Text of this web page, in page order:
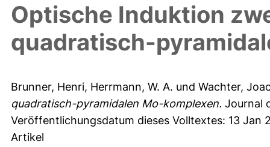
Optische Induktion
quadratisch-
Brunner, Henri, Herrmann, W. A. und Wachter,
quadratisch-pyramidalen Mo-komplexen. Journal
Veröffentlichungsdatum dieses Volltextes: 13 Jan
Artikel